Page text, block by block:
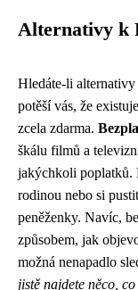
Alternativy k
Hledáte-li alternativy
potěší vás, že
zcela zdarma.
škálu filmů a
jakýchkoli poplatků.
rodinou nebo si
peněženky. Navíc,
způsobem, jak
možná nenapadlo
jistě najdete něco,